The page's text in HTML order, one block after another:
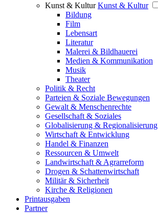
Kunst & Kultur Kunst & Kultur
Bildung
Film
Lebensart
Literatur
Malerei & Bildhauerei
Medien & Kommunikation
Musik
Theater
Politik & Recht
Parteien & Soziale Bewegungen
Gewalt & Menschenrechte
Gesellschaft & Soziales
Globalisierung & Regionalisierung
Wirtschaft & Entwicklung
Handel & Finanzen
Ressourcen & Umwelt
Landwirtschaft & Agrarreform
Drogen & Schattenwirtschaft
Militär & Sicherheit
Kirche & Religionen
Printausgaben
Partner